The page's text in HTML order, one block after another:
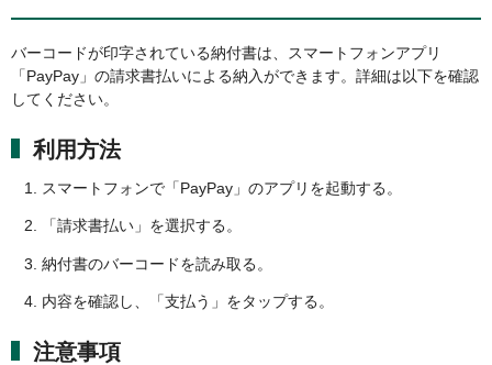
バーコードが印字されている納付書は、スマートフォンアプリ
「PayPay」の請求書払いによる納入ができます。詳細は以下を確認
してください。
利用方法
スマートフォンで「PayPay」のアプリを起動する。
「請求書払い」を選択する。
納付書のバーコードを読み取る。
内容を確認し、「支払う」をタップする。
注意事項